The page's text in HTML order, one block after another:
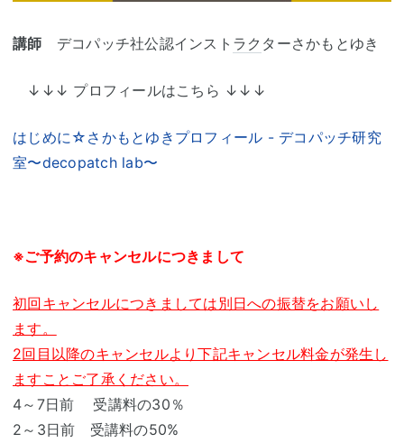
講師 デコパッチ社公認インスト ラク ターさかもとゆき
↓↓↓ プロフィールはこちら ↓↓↓
はじめに☆さかもとゆきプロフィール - デコパッチ研究
室〜decopatch lab〜
※ご予約のキャンセルにつきまして
初回キャンセルにつきましては別日への振替をお願いし
ます。
2回目以降のキャンセルより下記キャンセル料金が発生し
ますことご了承ください。
4～7日前 受講料の30％
2～3日前 受講料の50%